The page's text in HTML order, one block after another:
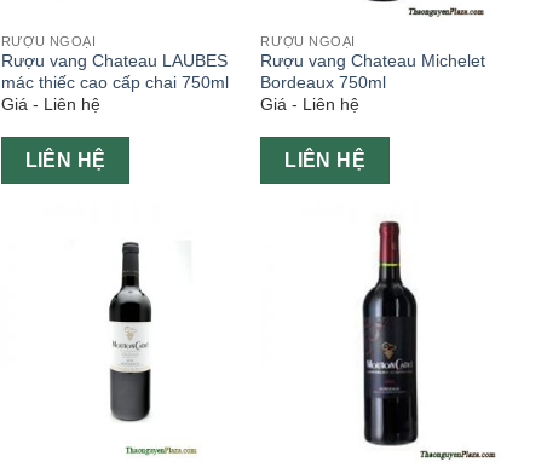
RƯỢU NGOẠI
Rượu vang Chateau LAUBES
mác thiếc cao cấp chai 750ml
Giá - Liên hệ
LIÊN HỆ
RƯỢU NGOẠI
Rượu vang Chateau Michelet
Bordeaux 750ml
Giá - Liên hệ
LIÊN HỆ